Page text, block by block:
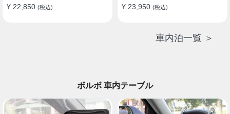
¥ 22,850 (税込)
¥ 23,950 (税込)
車内泊一覧 ＞
ボルボ 車内テーブル